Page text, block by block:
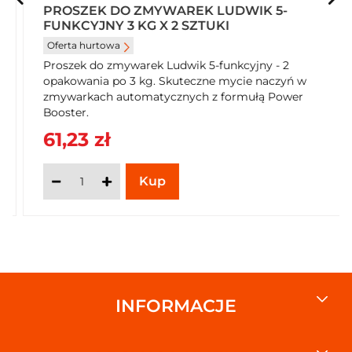
Oznaczenie materiału: 5 - PP
Rodzaj opakowania
Typ: Folia kurczliwa
Wymiar
Wymagana wysokość na półce: 40
Wymagana głębokość na półce: 40
Waga brutto: 114
Adres producenta
Sarantis Polska S.A. ul. Puławska 42 C, 05-500 Piaseczno
PROSZEK DO ZMYWAREK LUDWIK 5-
FUNKCYJNY 3 KG X 2 SZTUKI
Oferta hurtowa
Proszek do zmywarek Ludwik 5-funkcyjny - 2
opakowania po 3 kg. Skuteczne mycie naczyń w
zmywarkach automatycznych z formułą Power
Booster.
61,23 zł
INFORMACJE